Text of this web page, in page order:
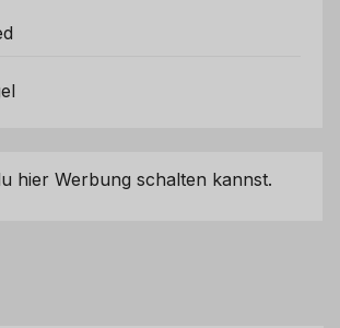
hier Werbung schalten kannst.